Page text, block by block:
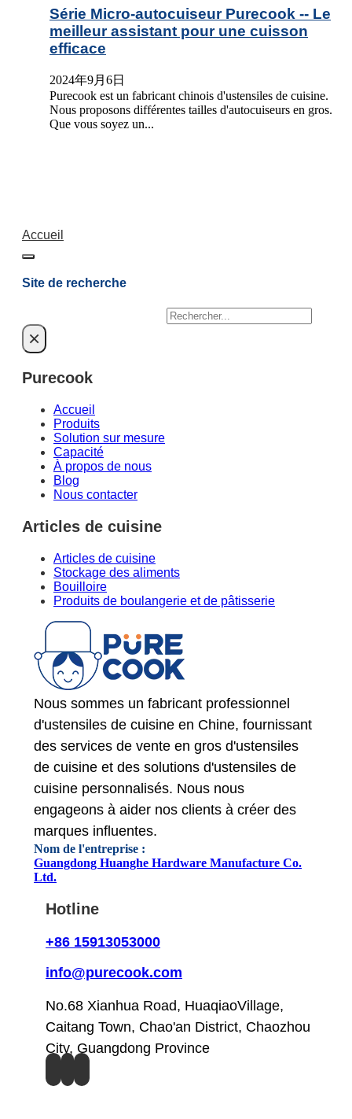
Série Micro-autocuiseur Purecook -- Le
meilleur assistant pour une cuisson
efficace
2024年9月6日
Purecook est un fabricant chinois d'ustensiles de cuisine.
Nous proposons différentes tailles d'autocuiseurs en gros.
Que vous soyez un...
Accueil
Site de recherche
Rechercher
×
Purecook
Accueil
Produits
Solution sur mesure
Capacité
À propos de nous
Blog
Nous contacter
Articles de cuisine
Articles de cuisine
Stockage des aliments
Bouilloire
Produits de boulangerie et de pâtisserie
Nous sommes un fabricant professionnel
d'ustensiles de cuisine en Chine, fournissant
des services de vente en gros d'ustensiles
de cuisine et des solutions d'ustensiles de
cuisine personnalisés. Nous nous
engageons à aider nos clients à créer des
marques influentes.
Nom de l'entreprise :
Guangdong Huanghe Hardware Manufacture Co.
Ltd.
Hotline
+86 15913053000
info@purecook.com
No.68 Xianhua Road, HuaqiaoVillage,
Caitang Town, Chao'an District, Chaozhou
City, Guangdong Province